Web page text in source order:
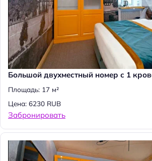
Большой двухместный номер с 1
Площадь: 17 м²
Цена: 6230 RUB
Забронировать